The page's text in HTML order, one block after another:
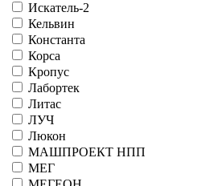
Искатель-2
Кельвин
Константа
Корса
Кропус
Лабортек
Литас
ЛУЧ
Люкон
МАШПРОЕКТ НПП
МЕГ